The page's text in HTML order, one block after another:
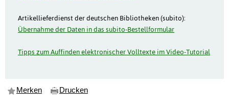
Artikellieferdienst der deutschen Bibliotheken (subito):
Übernahme der Daten in das subito-Bestellformular
Tipps zum Auffinden elektronischer Volltexte im Video-Tutorial
Merken Drucken